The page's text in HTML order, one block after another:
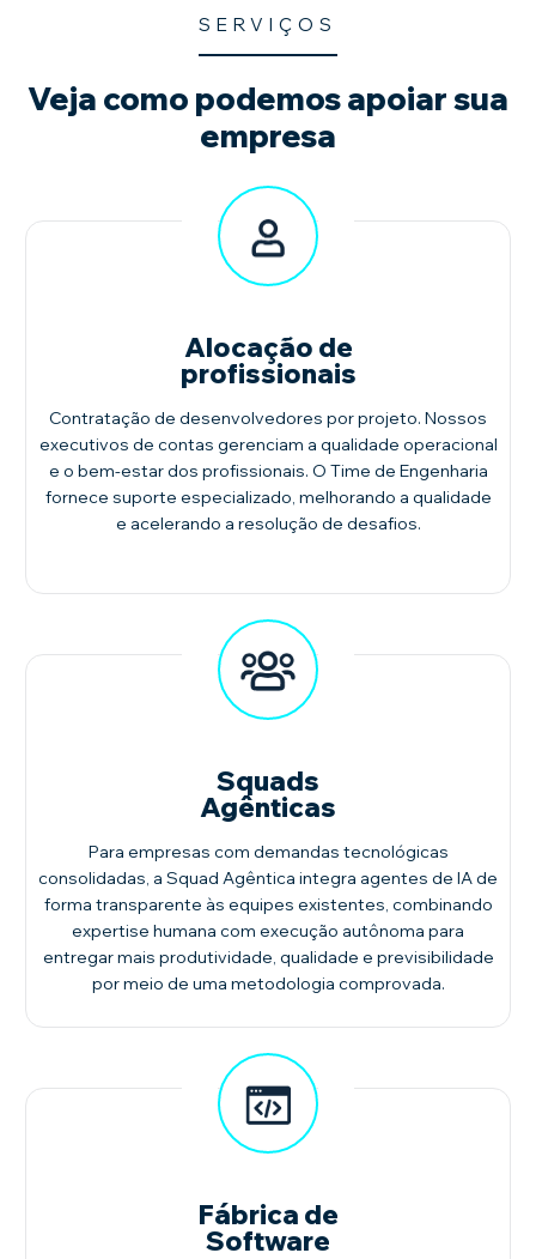
SERVIÇOS
Veja como podemosapoiar sua
empresa
Alocação de
profissionais
Contratação de desenvolvedores por projeto. Nossos
executivos de contas gerenciam a qualidade operacional
e o bem-estar dos profissionais. O Time de Engenharia
fornece suporte especializado, melhorando a qualidade
e acelerando a resolução de desafios.
Squads
Agênticas
Para empresas com demandas tecnológicas
consolidadas, a Squad Agêntica integra agentes de IA de
forma transparente às equipes existentes, combinando
expertise humana com execução autônoma para
entregar mais produtividade, qualidade e previsibilidade
por meio de uma metodologia comprovada.
Fábrica de
Software